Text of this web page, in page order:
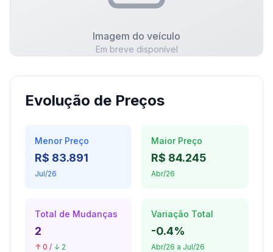
Imagem do veículo
Em breve disponível
Evolução de Preços
Menor Preço
R$ 83.891
Jul/26
Maior Preço
R$ 84.245
Abr/26
Total de Mudanças
2
↑ 0 / ↓ 2
Variação Total
-0.4%
Abr/26 a Jul/26